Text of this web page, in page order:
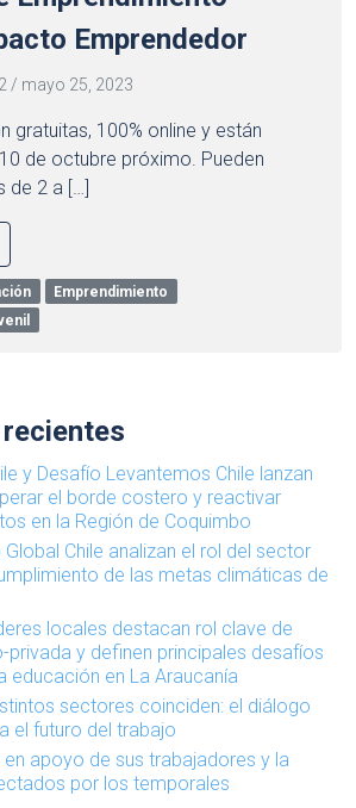
Emprendedor
/ mayo 25, 2023
gratuitas, 100% online y están
de octubre próximo. Pueden
de 2 a […]
Emprendimiento
y Desafío Levantemos Chile lanzan
el borde costero y reactivar
en la Región de Coquimbo
Chile analizan el rol del sector
de las metas climáticas de
locales destacan rol clave de
privada y definen principales desafíos
educación en La Araucanía
sectores coinciden: el diálogo
el futuro del trabajo
apoyo de sus trabajadores y la
por los temporales